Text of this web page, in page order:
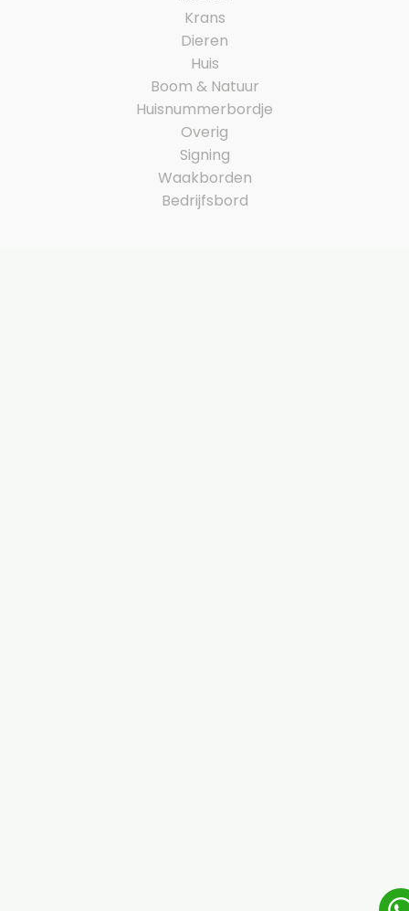
Krans
Dieren
Huis
Boom & Natuur
Huisnummerbordje
Overig
Signing
Waakborden
Bedrijfsbord